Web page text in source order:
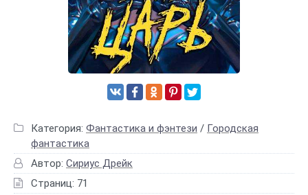
Категория: Фантастика и фэнтези / Городская
фантастика
Автор: Сириус Дрейк
Страниц: 71